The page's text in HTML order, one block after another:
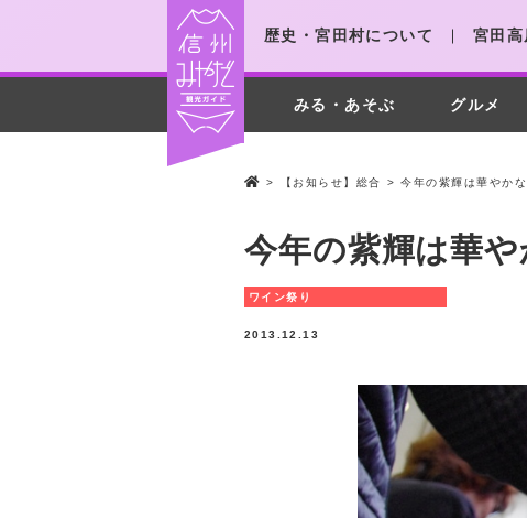
歴史・宮田村について 宮田
みる・あそぶ グルメ
> 【お知らせ】総合 > 今年の紫輝は華やか
今年の紫輝は華や
ワイン祭り
2013.12.13